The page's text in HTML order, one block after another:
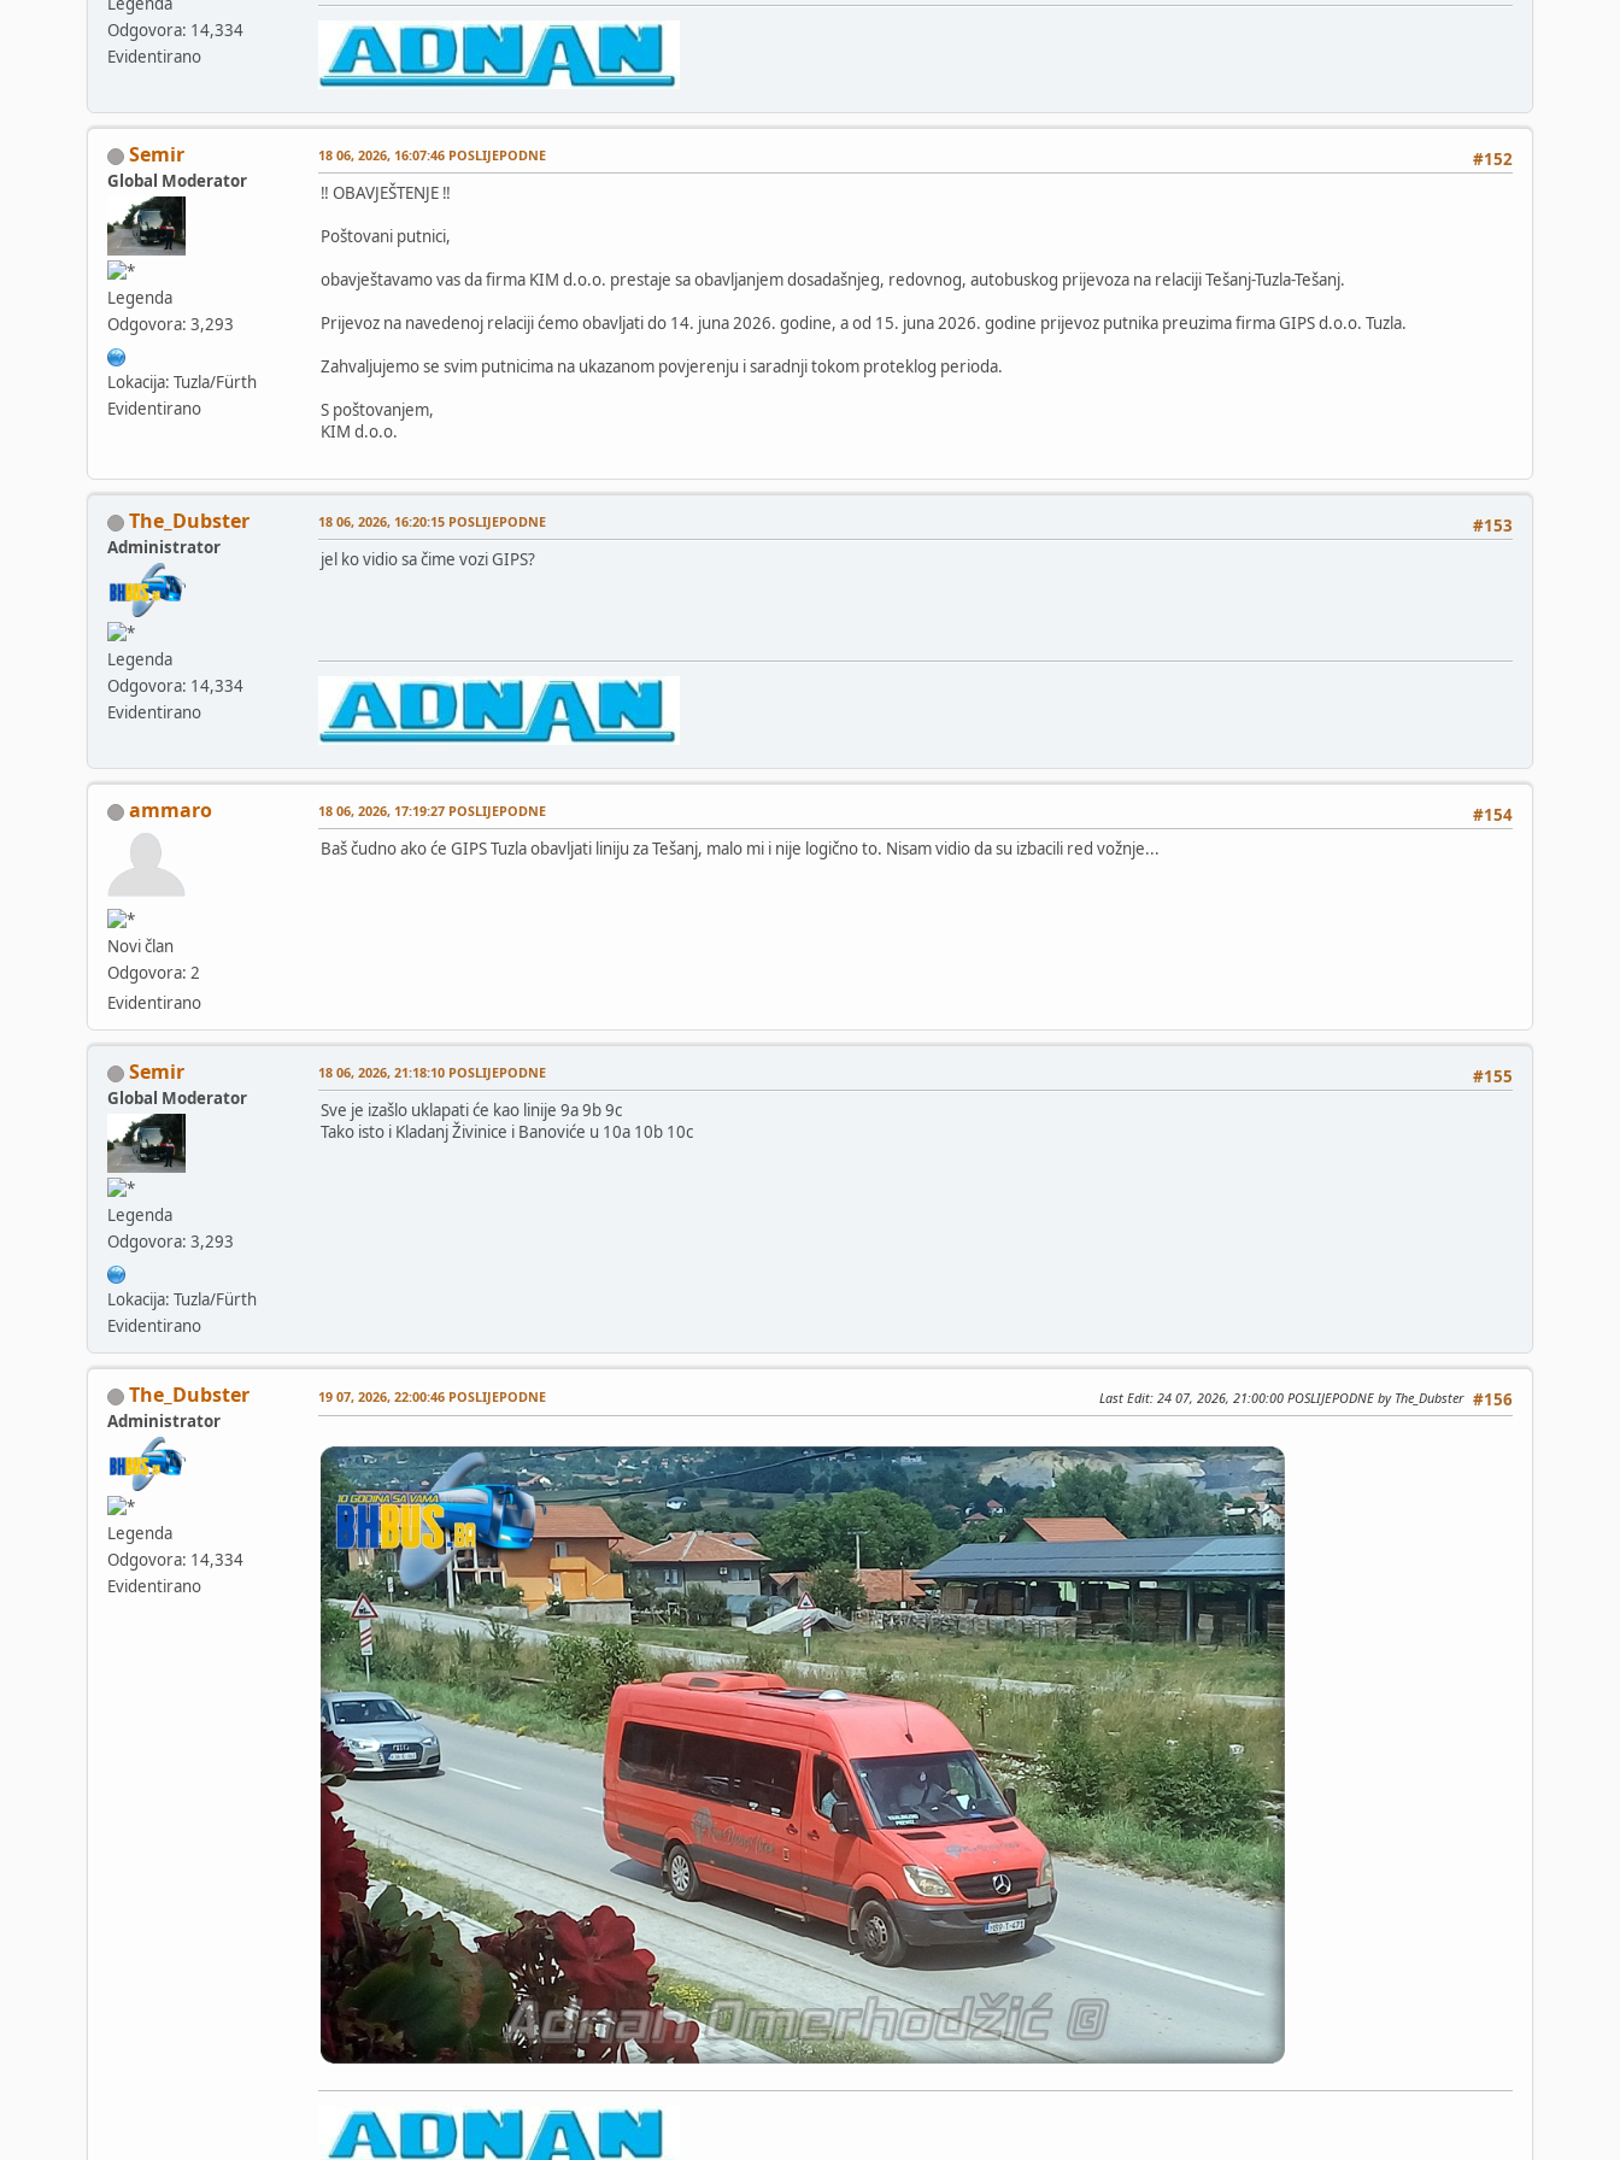
Odgovora: 14,334
Evidentirano
Semir
Global Moderator
Legenda
Odgovora: 3,293
Lokacija: Tuzla/Fürth
Evidentirano
#152
18 06, 2026, 16:07:46 POSLIJEPODNE
‼️ OBAVJEŠTENJE ‼️
Poštovani putnici,
obavještavamo vas da firma KIM d.o.o. prestaje sa obavljanjem dosadašnjeg, redovnog, autobuskog prijevoza na relaciji Tešanj-Tuzla-Tešanj.
Prijevoz na navedenoj relaciji ćemo obavljati do 14. juna 2026. godine, a od 15. juna 2026. godine prijevoz putnika preuzima firma GIPS d.o.o. Tuzla.
Zahvaljujemo se svim putnicima na ukazanom povjerenju i saradnji tokom proteklog perioda.
S poštovanjem,
KIM d.o.o.
The_Dubster
Administrator
Legenda
Odgovora: 14,334
Evidentirano
#153
18 06, 2026, 16:20:15 POSLIJEPODNE
jel ko vidio sa čime vozi GIPS?
ammaro
Novi član
Odgovora: 2
Evidentirano
#154
18 06, 2026, 17:19:27 POSLIJEPODNE
Baš čudno ako će GIPS Tuzla obavljati liniju za Tešanj, malo mi i nije logično to. Nisam vidio da su izbacili red vožnje...
Semir
Global Moderator
Legenda
Odgovora: 3,293
Lokacija: Tuzla/Fürth
Evidentirano
#155
18 06, 2026, 21:18:10 POSLIJEPODNE
Sve je izašlo uklapati će kao linije 9a 9b 9c
Tako isto i Kladanj Živinice i Banoviće u 10a 10b 10c
The_Dubster
Administrator
Legenda
Odgovora: 14,334
Evidentirano
#156
19 07, 2026, 22:00:46 POSLIJEPODNE Last Edit: 24 07, 2026, 21:00:00 POSLIJEPODNE by The_Dubster